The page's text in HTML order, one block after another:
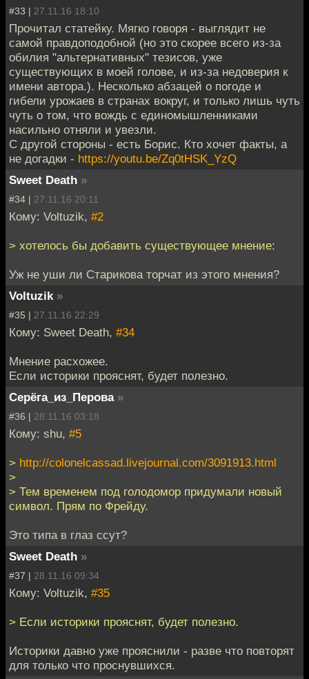
#33 | 27.11.16 18:10
Прочитал статейку. Мягко говоря - выглядит не
самой правдоподобной (но это скорее всего из-за
обилия "альтернативных" тезисов, уже
существующих в моей голове, и из-за недоверия к
имени автора.). Несколько абзацей о погоде и
гибели урожаев в странах вокруг, и только лишь чуть
чуть о том, что вождь с единомышленниками
насильно отняли и увезли.
С другой стороны - есть Борис. Кто хочет факты, а
не догадки - https://youtu.be/Zq0tHSK_YzQ
Sweet Death »
#34 | 27.11.16 20:11
Кому: Voltuzik, #2
> хотелось бы добавить существующее мнение:
Уж не уши ли Старикова торчат из этого мнения?
Voltuzik »
#35 | 27.11.16 22:29
Кому: Sweet Death, #34
Мнение расхожее.
Если историки прояснят, будет полезно.
Серёга_из_Перова »
#36 | 28.11.16 03:18
Кому: shu, #5
> http://colonelcassad.livejournal.com/3091913.html
>
> Тем временем под голодомор придумали новый
символ. Прям по Фрейду.
Это типа в глаз ссут?
Sweet Death »
#37 | 28.11.16 09:34
Кому: Voltuzik, #35
> Если историки прояснят, будет полезно.
Историки давно уже прояснили - разве что повторят
для только что проснувшихся.